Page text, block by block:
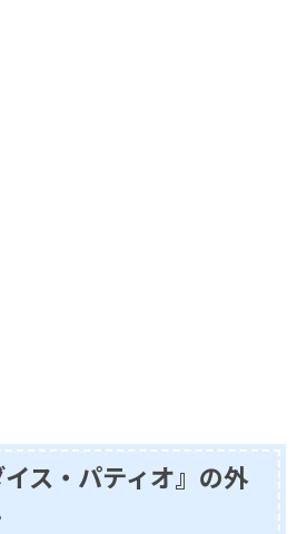
イス・パティオ』の外